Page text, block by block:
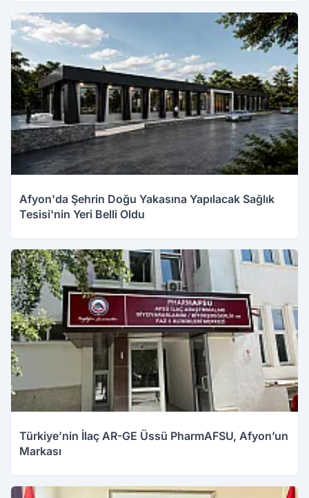
Afyon'da Şehrin Doğu Yakasına Yapılacak Sağlık
Tesisi'nin Yeri Belli Oldu
Türkiye’nin İlaç AR-GE Üssü PharmAFSU, Afyon’un
Markası